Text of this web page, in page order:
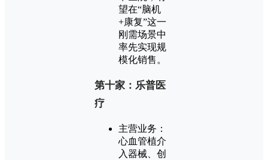
望在“脑机
+康复”这一
刚需场景中
率先实现规
模化销售。
第十家：乐普医
疗
主营业务：
心血管植介
入器械、创